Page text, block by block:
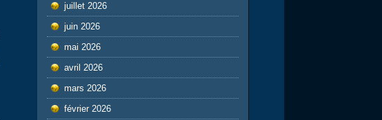
juillet 2026
juin 2026
mai 2026
avril 2026
mars 2026
février 2026